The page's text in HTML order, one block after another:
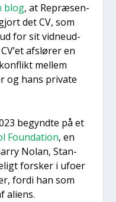
blog, at Repræ­sen­
det CV, som
for sit vid­neud­
afslø­rer en
mel­lem
og hans pri­va­te
begynd­te på et
Foun­da­tion, en
Nolan, Stan­
for­sker i ufo­er
for­di han som
ali­ens.